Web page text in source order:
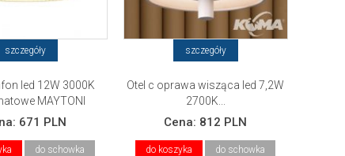
szczegóły
led 12W 3000K
MAYTONI
671 PLN
do schowka
szczegóły
Otel c oprawa wisząca led 7,2W
2700K...
Cena: 812 PLN
do koszyka do schowka